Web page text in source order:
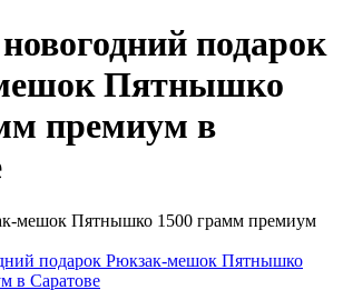
подарок
Пятнышко
премиум в
мешок Пятнышко 1500 грамм премиум